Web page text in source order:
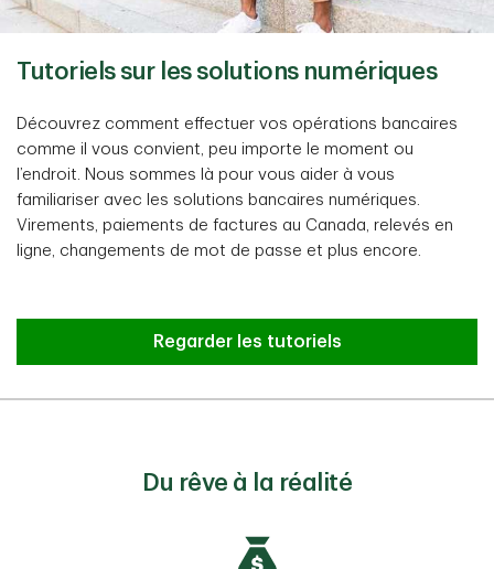
Tutoriels sur les solutions numériques
Découvrez comment effectuer vos opérations bancaires
comme il vous convient, peu importe le moment ou
l’endroit. Nous sommes là pour vous aider à vous
familiariser avec les solutions bancaires numériques.
Virements, paiements de factures au Canada, relevés en
ligne, changements de mot de passe et plus encore.
Regarder les tutoriels
Du rêve à la réalité